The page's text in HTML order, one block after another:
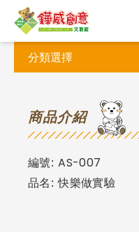
分類選擇
商品介紹
編號: AS-007
品名: 快樂做實驗